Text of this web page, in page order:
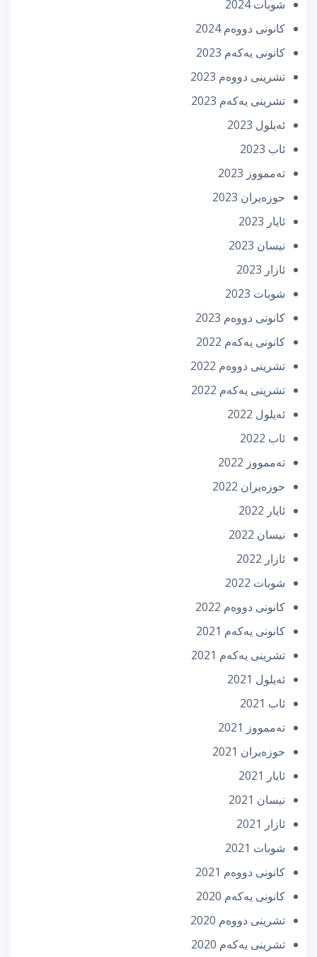
شوبات 2024
كانونی دووه‌م 2024
كانونی یه‌كه‌م 2023
تشرینی دووه‌م 2023
تشرینی یه‌كه‌م 2023
ئه‌یلول 2023
ئاب 2023
تەممووز 2023
حوزه‌یران 2023
ئایار 2023
نیسان 2023
ئازار 2023
شوبات 2023
كانونی دووه‌م 2023
كانونی یه‌كه‌م 2022
تشرینی دووه‌م 2022
تشرینی یه‌كه‌م 2022
ئه‌یلول 2022
ئاب 2022
تەممووز 2022
حوزه‌یران 2022
ئایار 2022
نیسان 2022
ئازار 2022
شوبات 2022
كانونی دووه‌م 2022
كانونی یه‌كه‌م 2021
تشرینی یه‌كه‌م 2021
ئه‌یلول 2021
ئاب 2021
تەممووز 2021
حوزه‌یران 2021
ئایار 2021
نیسان 2021
ئازار 2021
شوبات 2021
كانونی دووه‌م 2021
كانونی یه‌كه‌م 2020
تشرینی دووه‌م 2020
تشرینی یه‌كه‌م 2020